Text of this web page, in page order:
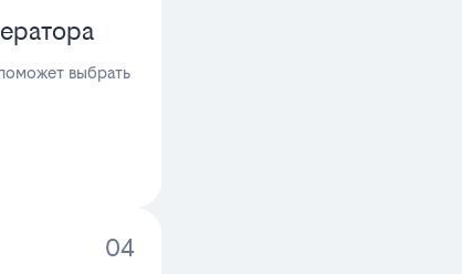
выбрать
04